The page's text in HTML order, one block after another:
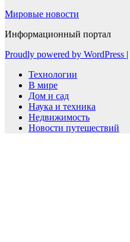
Мировые новости
Информационный портал
Proudly powered by WordPress |
Технологии
В мире
Дом и сад
Наука и техника
Недвижимость
Новости путешествий